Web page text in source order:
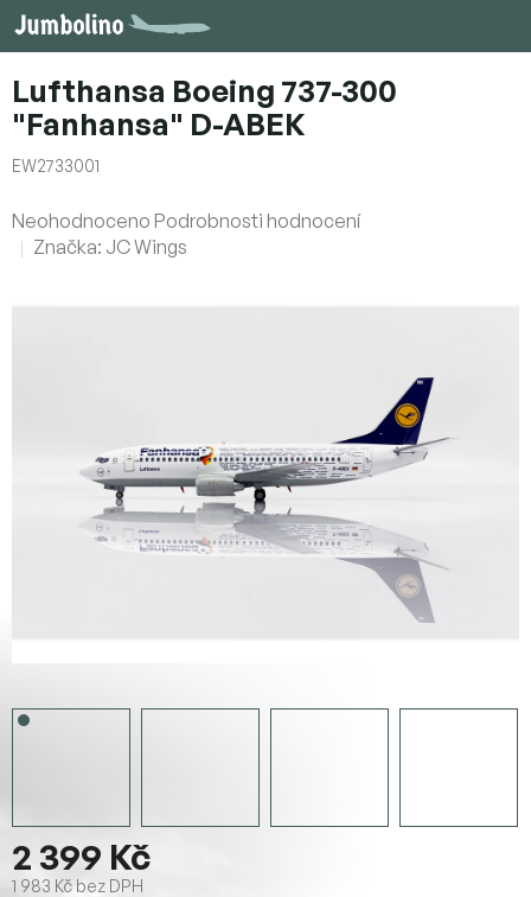
Přejít
na
Lufthansa Boeing 737-300
"Fanhansa" D-ABEK
EW2733001
Průměrné
hodnocení
Neohodnoceno Podrobnosti hodnocení
Značka: JC Wings
2 399 Kč
1 983 Kč bez DPH